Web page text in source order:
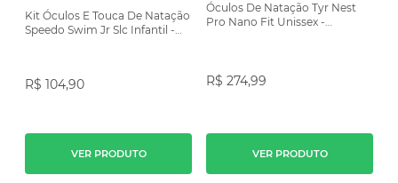
Kit Óculos E Touca De Natação
Speedo Swim Jr Slc Infantil -
R$ 104,90
VER PRODUTO
Óculos De Natação Tyr Nest
Pro Nano Fit Unissex -
R$ 274,99
VER PRODUTO